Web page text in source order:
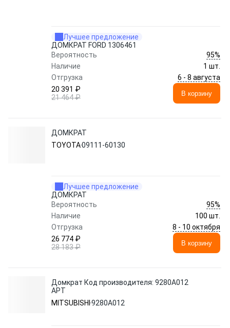
Лучшее предложение
ДОМКРАТ FORD 1306461
Вероятность
95%
Наличие
1 шт.
Отгрузка
6 - 8 августа
20 391 ₽
21 464 ₽
В корзину
ДОМКРАТ
TOYOTA09111-60130
Лучшее предложение
ДОМКРАТ
Вероятность
95%
Наличие
100 шт.
Отгрузка
8 - 10 октября
26 774 ₽
28 183 ₽
В корзину
Домкрат Код производителя: 9280A012
АРТ
MITSUBISHI 9280A012